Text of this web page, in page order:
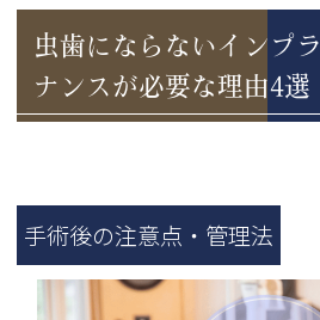
虫歯にならないインプ
ナンスが必要な理由4選
手術後の注意点・管理法